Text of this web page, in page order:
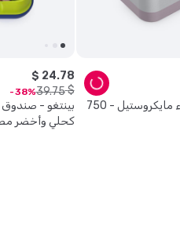
بينتغو - صندوق غداء مايكروستيل - 750
كحلي وأخضر
$ 24.78
$
39.75
38